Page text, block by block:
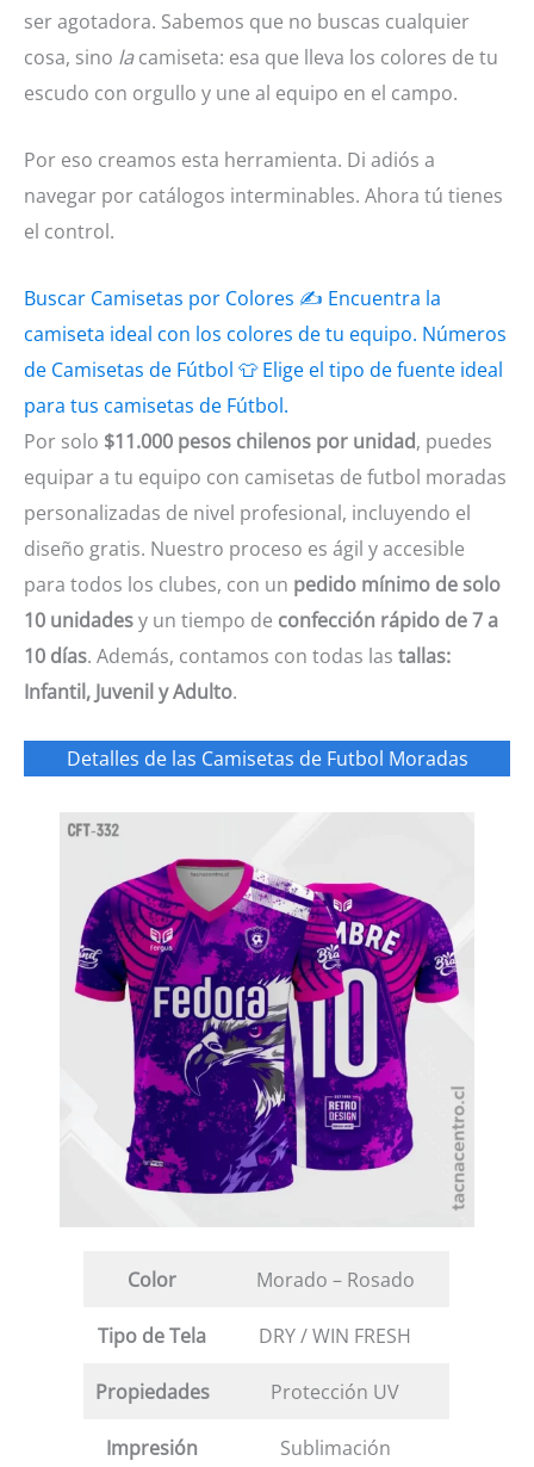
ser agotadora. Sabemos que no buscas cualquier
cosa, sino lacamiseta: esa que lleva los colores de tu
escudo con orgullo y une al equipo en el campo.
Por eso creamos esta herramienta. Di adiós a
navegar por catálogos interminables. Ahora tú tienes
el control.
Buscar Camisetas por Colores ✍ Encuentra la
camiseta ideal con los colores de tu equipo. Números
de Camisetas de Fútbol 👕 Elige el tipo de fuente ideal
para tus camisetas de Fútbol.
Por solo $11.000 pesos chilenos por unidad, puedes
equipar a tu equipo con camisetas de futbol moradas
personalizadas de nivel profesional, incluyendo el
diseño gratis. Nuestro proceso es ágil y accesible
para todos los clubes, con un pedido mínimo de solo
10 unidadesy un tiempo de confección rápido de 7 a
10 días. Además, contamos con todas las tallas:
Infantil, Juvenil y Adulto.
Detalles de las Camisetas de Futbol Moradas
Color Morado – Rosado
Tipo de Tela DRY / WIN FRESH
Propiedades Protección UV
Impresión Sublimación